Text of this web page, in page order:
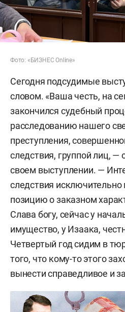
Фото: «БИЗНЕС Online»
Сегодня подсудимые
словом. «Ваша честь, на
закончился судебный
расследованию нашего
преступления,
следствия, группой лиц, —
своем выступлении. —
следствия
позицию о заказном
Слава богу, сейчас у
имущество, у Изаака,
Четвертый год сидим в
того, что кому-то этого
вынести справедливое и